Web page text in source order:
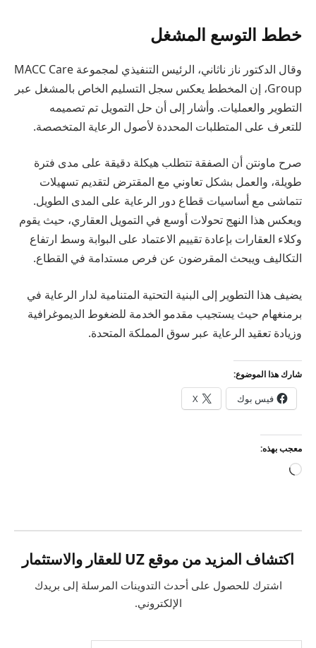
خطط التوسع المشغل
وقال الدكتور ناز ناثاني، الرئيس التنفيذي لمجموعة MACC Care
Group، إن المخطط يعكس سجل التسليم الخاص بالمشغل عبر
التطوير والعمليات. وأشار إلى أن حل التمويل تم تصميمه
للتعرف على المتطلبات المحددة لأصول الرعاية المتخصصة.
صرح ماونتن أن الصفقة تتطلب هيكلة دقيقة على مدى فترة
طويلة، والعمل بشكل تعاوني مع المقترض لتقديم تسهيلات
تتماشى مع أساسيات قطاع دور الرعاية على المدى الطويل.
ويعكس هذا النهج تحولات أوسع في التمويل العقاري، حيث يقوم
وكلاء العقارات بإعادة تقييم الاعتماد على البوابة وسط ارتفاع
التكاليف ويبحث المقرضون عن فرص مستدامة في القطاع.
يضيف هذا التطوير إلى البنية التحتية المتنامية لدار الرعاية في
برمنغهام حيث يستجيب مقدمو الخدمة للضغوط الديموغرافية
وزيادة تعقيد الرعاية عبر سوق المملكة المتحدة.
شارك هذا الموضوع:
فيس بوك X
معجب بهذه:
جاري
اكتشاف المزيد من موقع UZ للعقار والاستثمار
اشترك للحصول على أحدث التدوينات المرسلة إلى بريدك
الإلكتروني.
كتابة بريدك الإلكتروني...